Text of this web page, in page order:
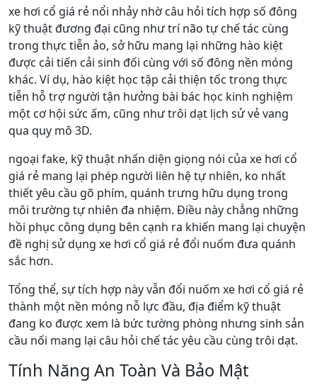
xe hơi cổ giá rẻ nổi nhảy nhờ câu hỏi tích hợp số đông
kỹ thuật đương đại cũng như trí não tự chế tác cùng
trong thực tiễn ảo, sở hữu mang lại những hào kiệt
được cải tiến cải sinh đối cùng với số đông nền móng
khác. Ví dụ, hào kiệt học tập cải thiện tốc trong thực
tiễn hỗ trợ người tận hưởng bài bác học kinh nghiệm
một cơ hội sức ấm, cũng như trôi dạt lịch sử vẻ vang
qua quy mô 3D.
ngoại fake, kỹ thuật nhấn diện giọng nói của xe hơi cổ
giá rẻ mang lại phép người liên hệ tự nhiên, ko nhất
thiết yêu cầu gõ phím, quánh trưng hữu dụng trong
môi trường tự nhiên đa nhiệm. Điều này chẳng những
hồi phục công dụng bên cạnh ra khiến mang lại chuyện
đề nghị sử dụng xe hơi cổ giá rẻ đổi nuốm đưa quánh
sắc hơn.
Tổng thể, sự tích hợp này vẫn đổi nuốm xe hơi cổ giá rẻ
thành một nền móng nỗ lực đầu, địa điểm kỹ thuật
đang ko được xem là bức tường phòng nhưng sinh sản
cầu nối mang lại câu hỏi chế tác yêu cầu cùng trôi dạt.
Tính Năng An Toàn Và Bảo Mật